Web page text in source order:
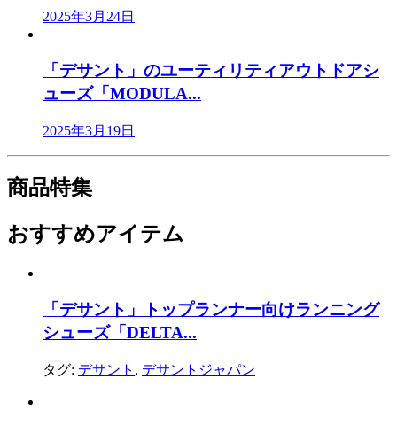
2025年3月24日
「デサント」のユーティリティアウトドアシ
ューズ「MODULA...
2025年3月19日
商品特集
おすすめアイテム
「デサント」トップランナー向けランニング
シューズ「DELTA...
タグ: デサント , デサントジャパン